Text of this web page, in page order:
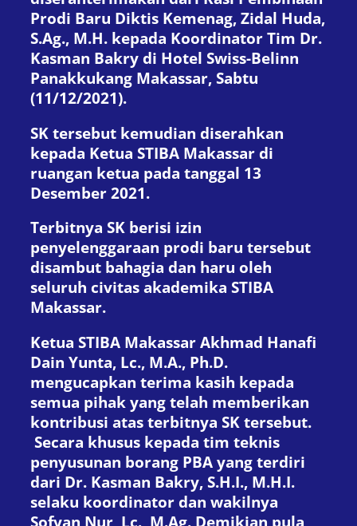
Prodi Baru Diktis Kemenag, Zidal Huda,
S.Ag., M.H. kepada Koordinator Tim Dr.
Kasman Bakry di Hotel Swiss-Belinn
Panakkukang Makassar, Sabtu
(11/12/2021).
SK tersebut kemudian diserahkan
kepada Ketua STIBA Makassar di
ruangan ketua pada tanggal 13
Desember 2021.
Terbitnya SK berisi izin
penyelenggaraan prodi baru tersebut
disambut bahagia dan haru oleh
seluruh civitas akademika STIBA
Makassar.
Ketua STIBA Makassar Akhmad Hanafi
Dain Yunta, Lc., M.A., Ph.D.
mengucapkan terima kasih kepada
semua pihak yang telah memberikan
kontribusi atas terbitnya SK tersebut.
Secara khusus kepada tim teknis
penyusunan borang PBA yang terdiri
dari Dr. Kasman Bakry, S.H.I., M.H.I.
selaku koordinator dan wakilnya
Sofyan Nur, Lc., M.Ag. Demikian pula